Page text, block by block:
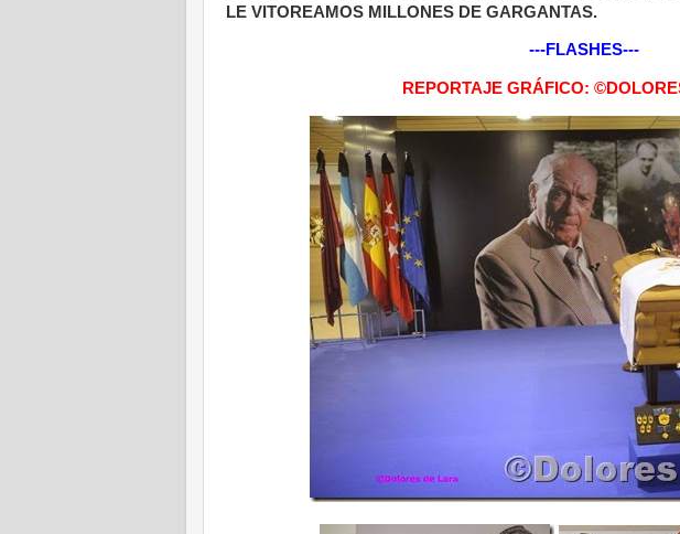
LE VITOREAMOS MILLONES DE GARGANTAS.
---FLASHES---
REPORTAJE GRÁFICO: